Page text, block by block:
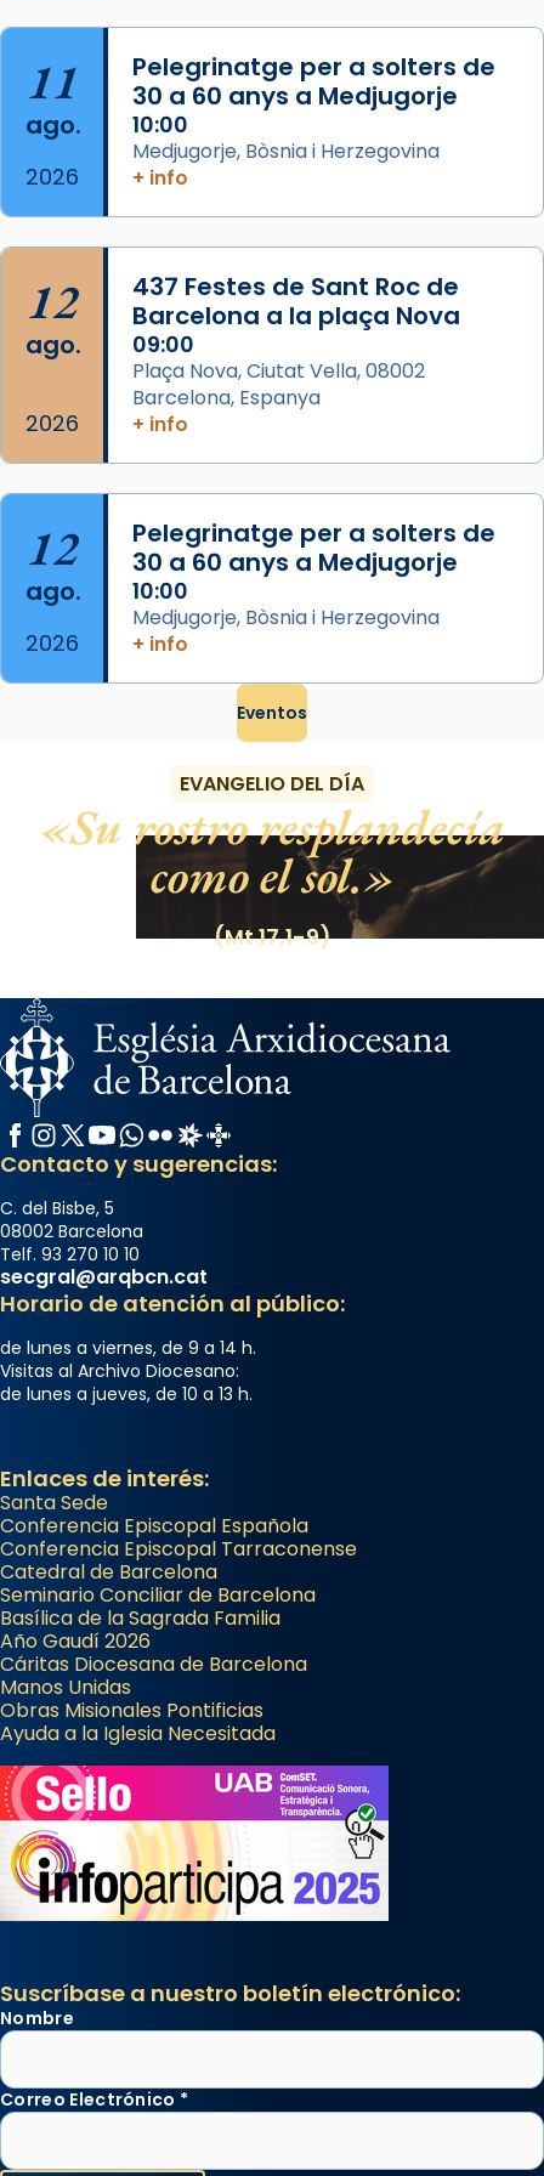
Herodes Agripa (vers l'any 44).
Patró de Galícia, després de les invasions
musulmanes fou venerat com a patró dels
Regnes castellans i més tard de tota
Espanya.
View on Facebook · Share
11
ago.
2026
Pelegrinatge per a solters de
30 a 60 anys a Medjugorje
10:00
Medjugorje, Bòsnia i Herzegovina
+ info
12
ago.
2026
437 Festes de Sant Roc de
Barcelona a la plaça Nova
09:00
Plaça Nova, Ciutat Vella, 08002
Barcelona, Espanya
+ info
12
ago.
2026
Pelegrinatge per a solters de
30 a 60 anys a Medjugorje
10:00
Medjugorje, Bòsnia i Herzegovina
+ info
Eventos
EVANGELIO DEL DÍA
Su rostro resplandecía
como el sol.
(Mt 17,1-9)
Facebook
Instagram
X / Twitter
YouTube
WhatsApp
FlickrRadio Estel
Catalunya Cristiana
Contacto y sugerencias:
C. del Bisbe, 5
08002 Barcelona
Telf. 93 270 10 10
secgral@arqbcn.cat
Horario de atención al público:
de lunes a viernes, de 9 a 14 h.
Visitas al Archivo Diocesano:
de lunes a jueves, de 10 a 13 h.
Enlaces de interés:
Santa Sede
Conferencia Episcopal Española
Conferencia Episcopal Tarraconense
Catedral de Barcelona
Seminario Conciliar de Barcelona
Basílica de la Sagrada Familia
Año Gaudí 2026
Cáritas Diocesana de Barcelona
Manos Unidas
Obras Misionales Pontificias
Ayuda a la Iglesia Necesitada
Suscríbase a nuestro boletín electrónico:
Nombre
Correo Electrónico *